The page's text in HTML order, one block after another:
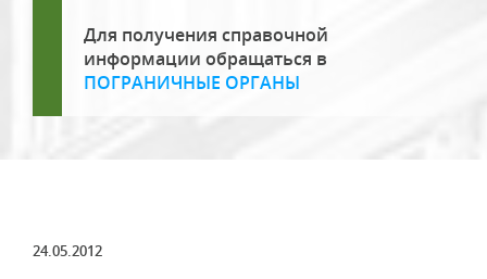
Для получения справочной
информации обращаться в
ПОГРАНИЧНЫЕ ОРГАНЫ
24.05.2012